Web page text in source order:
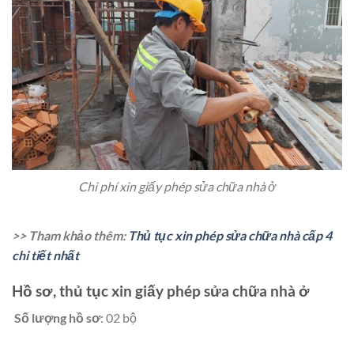
Chi phí xin giấy phép sửa chữa nhà ở
>> Tham khảo thêm: Thủ tục xin phép sửa chữa nhà cấp 4
chi tiết nhất
Hồ sơ, thủ tục xin giấy phép sửa chữa nhà ở
Số lượng hồ sơ: 02 bộ